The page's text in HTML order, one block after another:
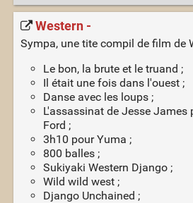
Western -
Sympa, une tite compil de film de
Le bon, la brute et le truand ;
Il était une fois dans l'ouest ;
Danse avec les loups ;
L'assassinat de Jesse James
Ford ;
3h10 pour Yuma ;
800 balles ;
Sukiyaki Western Django ;
Wild wild west ;
Django Unchained ;